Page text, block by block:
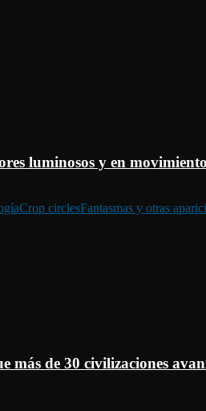
luminosos y en
Crop circlesFantasmas y otras
más de 30 civilizaciones